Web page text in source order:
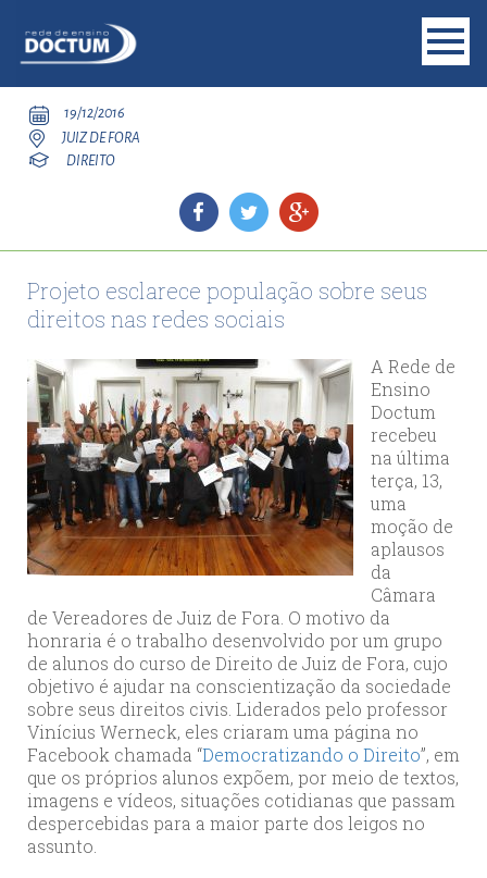
19/12/2016
JUIZ DE FORA
DIREITO
Projeto esclarece população sobre seus
direitos nas redes sociais
A Rede de
Ensino
Doctum
recebeu
na última
terça, 13,
uma
moção de
aplausos
da
Câmara
de Vereadores de Juiz de Fora. O motivo da
honraria é o trabalho desenvolvido por um grupo
de alunos do curso de Direito de Juiz de Fora, cujo
objetivo é ajudar na conscientização da sociedade
sobre seus direitos civis. Liderados pelo professor
Vinícius Werneck, eles criaram uma página no
Facebook chamada “Democratizando o Direito”, em
que os próprios alunos expõem, por meio de textos,
imagens e vídeos, situações cotidianas que passam
despercebidas para a maior parte dos leigos no
assunto.